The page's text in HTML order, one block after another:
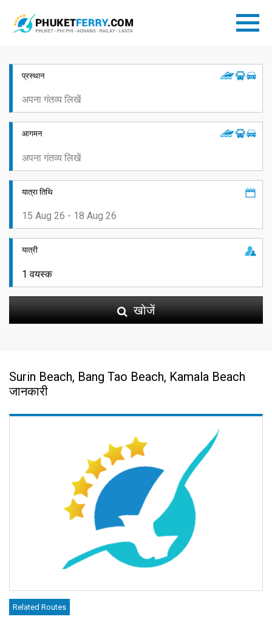
प्रस्थान
आगमन
यात्रा तिथि
यात्री
खोजें
Surin Beach, Bang Tao Beach, Kamala Beach
जानकारी
Related Routes